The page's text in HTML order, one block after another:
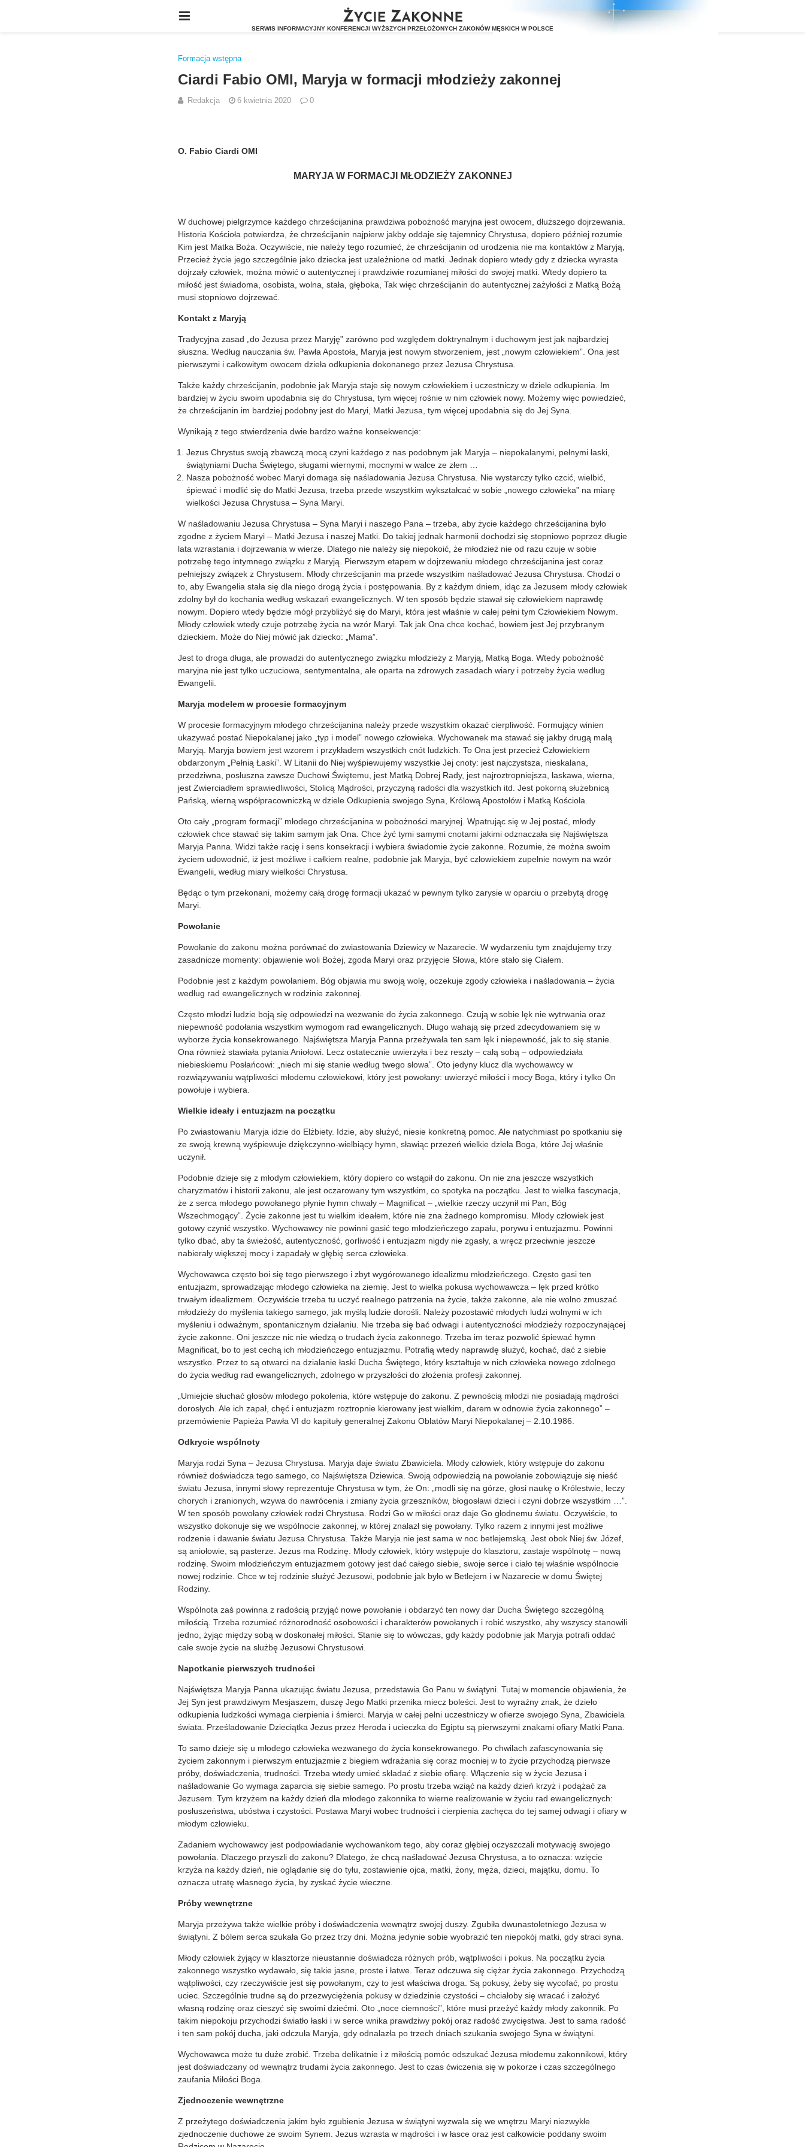
Formacja wstępna
Ciardi Fabio OMI, Maryja w formacji młodzieży zakonnej
Redakcja 6 kwietnia 2020 0
O. Fabio Ciardi OMI
MARYJA W FORMACJI MŁODZIEŻY ZAKONNEJ
W duchowej pielgrzymce każdego chrześcijanina prawdziwa pobożność maryjna jest owocem, dłuższego dojrzewania.
Historia Kościoła potwierdza, że chrześcijanin najpierw jakby oddaje się tajemnicy Chrystusa, dopiero później rozumie
Kim jest Matka Boża. Oczywiście, nie należy tego rozumieć, że chrześcijanin od urodzenia nie ma kontaktów z Maryją,
Przecież życie jego szczególnie jako dziecka jest uzależnione od matki. Jednak dopiero wtedy gdy z dziecka wyrasta
dojrzały człowiek, można mówić o autentycznej i prawdziwie rozumianej miłości do swojej matki. Wtedy dopiero ta
miłość jest świadoma, osobista, wolna, stała, głęboka, Tak więc chrześcijanin do autentycznej zażyłości z Matką Bożą
musi stopniowo dojrzewać.
Kontakt z Maryją
Tradycyjna zasad „do Jezusa przez Maryję” zarówno pod względem doktrynalnym i duchowym jest jak najbardziej
słuszna. Według nauczania św. Pawła Apostoła, Maryja jest nowym stworzeniem, jest „nowym człowiekiem”. Ona jest
pierwszymi i całkowitym owocem dzieła odkupienia dokonanego przez Jezusa Chrystusa.
Także każdy chrześcijanin, podobnie jak Maryja staje się nowym człowiekiem i uczestniczy w dziele odkupienia. Im
bardziej w życiu swoim upodabnia się do Chrystusa, tym więcej rośnie w nim człowiek nowy. Możemy więc powiedzieć,
że chrześcijanin im bardziej podobny jest do Maryi, Matki Jezusa, tym więcej upodabnia się do Jej Syna.
Wynikają z tego stwierdzenia dwie bardzo ważne konsekwencje:
Jezus Chrystus swoją zbawczą mocą czyni każdego z nas podobnym jak Maryja – niepokalanymi, pełnymi łaski,
świątyniami Ducha Świętego, sługami wiernymi, mocnymi w walce ze złem …
Nasza pobożność wobec Maryi domaga się naśladowania Jezusa Chrystusa. Nie wystarczy tylko czcić, wielbić,
śpiewać i modlić się do Matki Jezusa, trzeba przede wszystkim wykształcać w sobie „nowego człowieka” na miarę
wielkości Jezusa Chrystusa – Syna Maryi.
W naśladowaniu Jezusa Chrystusa – Syna Maryi i naszego Pana – trzeba, aby życie każdego chrześcijanina było
zgodne z życiem Maryi – Matki Jezusa i naszej Matki. Do takiej jednak harmonii dochodzi się stopniowo poprzez długie
lata wzrastania i dojrzewania w wierze. Dlatego nie należy się niepokoić, że młodzież nie od razu czuje w sobie
potrzebę tego intymnego związku z Maryją. Pierwszym etapem w dojrzewaniu młodego chrześcijanina jest coraz
pełniejszy związek z Chrystusem. Młody chrześcijanin ma przede wszystkim naśladować Jezusa Chrystusa. Chodzi o
to, aby Ewangelia stała się dla niego drogą życia i postępowania. By z każdym dniem, idąc za Jezusem młody człowiek
zdolny był do kochania według wskazań ewangelicznych. W ten sposób będzie stawał się człowiekiem naprawdę
nowym. Dopiero wtedy będzie mógł przybliżyć się do Maryi, która jest właśnie w całej pełni tym Człowiekiem Nowym.
Młody człowiek wtedy czuje potrzebę życia na wzór Maryi. Tak jak Ona chce kochać, bowiem jest Jej przybranym
dzieckiem. Może do Niej mówić jak dziecko: „Mama”.
Jest to droga długa, ale prowadzi do autentycznego związku młodzieży z Maryją, Matką Boga. Wtedy pobożność
maryjna nie jest tylko uczuciowa, sentymentalna, ale oparta na zdrowych zasadach wiary i potrzeby życia według
Ewangelii.
Maryja modelem w procesie formacyjnym
W procesie formacyjnym młodego chrześcijanina należy przede wszystkim okazać cierpliwość. Formujący winien
ukazywać postać Niepokalanej jako „typ i model” nowego człowieka. Wychowanek ma stawać się jakby drugą małą
Maryją. Maryja bowiem jest wzorem i przykładem wszystkich cnót ludzkich. To Ona jest przecież Człowiekiem
obdarzonym „Pełnią Łaski”. W Litanii do Niej wyśpiewujemy wszystkie Jej cnoty: jest najczystsza, nieskalana,
przedziwna, posłuszna zawsze Duchowi Świętemu, jest Matką Dobrej Rady, jest najroztropniejsza, łaskawa, wierna,
jest Zwierciadłem sprawiedliwości, Stolicą Mądrości, przyczyną radości dla wszystkich itd. Jest pokorną służebnicą
Pańską, wierną współpracowniczką w dziele Odkupienia swojego Syna, Królową Apostołów i Matką Kościoła.
Oto cały „program formacji” młodego chrześcijanina w pobożności maryjnej. Wpatrując się w Jej postać, młody
człowiek chce stawać się takim samym jak Ona. Chce żyć tymi samymi cnotami jakimi odznaczała się Najświętsza
Maryja Panna. Widzi także rację i sens konsekracji i wybiera świadomie życie zakonne. Rozumie, że można swoim
życiem udowodnić, iż jest możliwe i całkiem realne, podobnie jak Maryja, być człowiekiem zupełnie nowym na wzór
Ewangelii, według miary wielkości Chrystusa.
Będąc o tym przekonani, możemy całą drogę formacji ukazać w pewnym tylko zarysie w oparciu o przebytą drogę
Maryi.
Powołanie
Powołanie do zakonu można porównać do zwiastowania Dziewicy w Nazarecie. W wydarzeniu tym znajdujemy trzy
zasadnicze momenty: objawienie woli Bożej, zgoda Maryi oraz przyjęcie Słowa, które stało się Ciałem.
Podobnie jest z każdym powołaniem. Bóg objawia mu swoją wolę, oczekuje zgody człowieka i naśladowania – życia
według rad ewangelicznych w rodzinie zakonnej.
Często młodzi ludzie boją się odpowiedzi na wezwanie do życia zakonnego. Czują w sobie lęk nie wytrwania oraz
niepewność podołania wszystkim wymogom rad ewangelicznych. Długo wahają się przed zdecydowaniem się w
wyborze życia konsekrowanego. Najświętsza Maryja Panna przeżywała ten sam lęk i niepewność, jak to się stanie.
Ona również stawiała pytania Aniołowi. Lecz ostatecznie uwierzyła i bez reszty – całą sobą – odpowiedziała
niebieskiemu Posłańcowi: „niech mi się stanie według twego słowa”. Oto jedyny klucz dla wychowawcy w
rozwiązywaniu wątpliwości młodemu człowiekowi, który jest powołany: uwierzyć miłości i mocy Boga, który i tylko On
powołuje i wybiera.
Wielkie ideały i entuzjazm na początku
Po zwiastowaniu Maryja idzie do Elżbiety. Idzie, aby służyć, niesie konkretną pomoc. Ale natychmiast po spotkaniu się
ze swoją krewną wyśpiewuje dziękczynno-wielbiący hymn, sławiąc przezeń wielkie dzieła Boga, które Jej właśnie
uczynił.
Podobnie dzieje się z młodym człowiekiem, który dopiero co wstąpił do zakonu. On nie zna jeszcze wszystkich
charyzmatów i historii zakonu, ale jest oczarowany tym wszystkim, co spotyka na początku. Jest to wielka fascynacja,
że z serca młodego powołanego płynie hymn chwały – Magnificat – „wielkie rzeczy uczynił mi Pan, Bóg
Wszechmogący”. Życie zakonne jest tu wielkim ideałem, które nie zna żadnego kompromisu. Młody człowiek jest
gotowy czynić wszystko. Wychowawcy nie powinni gasić tego młodzieńczego zapału, porywu i entuzjazmu. Powinni
tylko dbać, aby ta świeżość, autentyczność, gorliwość i entuzjazm nigdy nie zgasły, a wręcz przeciwnie jeszcze
nabierały większej mocy i zapadały w głębię serca człowieka.
Wychowawca często boi się tego pierwszego i zbyt wygórowanego idealizmu młodzieńczego. Często gasi ten
entuzjazm, sprowadzając młodego człowieka na ziemię. Jest to wielka pokusa wychowawcza – lęk przed krótko
trwałym idealizmem. Oczywiście trzeba tu uczyć realnego patrzenia na życie, także zakonne, ale nie wolno zmuszać
młodzieży do myślenia takiego samego, jak myślą ludzie dorośli. Należy pozostawić młodych ludzi wolnymi w ich
myśleniu i odważnym, spontanicznym działaniu. Nie trzeba się bać odwagi i autentyczności młodzieży rozpoczynającej
życie zakonne. Oni jeszcze nic nie wiedzą o trudach życia zakonnego. Trzeba im teraz pozwolić śpiewać hymn
Magnificat, bo to jest cechą ich młodzieńczego entuzjazmu. Potrafią wtedy naprawdę służyć, kochać, dać z siebie
wszystko. Przez to są otwarci na działanie łaski Ducha Świętego, który kształtuje w nich człowieka nowego zdolnego
do życia według rad ewangelicznych, zdolnego w przyszłości do złożenia profesji zakonnej.
„Umiejcie słuchać głosów młodego pokolenia, które wstępuje do zakonu. Z pewnością młodzi nie posiadają mądrości
dorosłych. Ale ich zapał, chęć i entuzjazm roztropnie kierowany jest wielkim, darem w odnowie życia zakonnego” –
przemówienie Papieża Pawła VI do kapituły generalnej Zakonu Oblatów Maryi Niepokalanej – 2.10.1986.
Odkrycie wspólnoty
Maryja rodzi Syna – Jezusa Chrystusa. Maryja daje światu Zbawiciela. Młody człowiek, który wstępuje do zakonu
również doświadcza tego samego, co Najświętsza Dziewica. Swoją odpowiedzią na powołanie zobowiązuje się nieść
światu Jezusa, innymi słowy reprezentuje Chrystusa w tym, że On: „modli się na górze, głosi naukę o Królestwie, leczy
chorych i zranionych, wzywa do nawrócenia i zmiany życia grzeszników, błogosławi dzieci i czyni dobrze wszystkim …”.
W ten sposób powołany człowiek rodzi Chrystusa. Rodzi Go w miłości oraz daje Go głodnemu światu. Oczywiście, to
wszystko dokonuje się we wspólnocie zakonnej, w której znalazł się powołany. Tylko razem z innymi jest możliwe
rodzenie i dawanie światu Jezusa Chrystusa. Także Maryja nie jest sama w noc betlejemską. Jest obok Niej św. Józef,
są aniołowie, są pasterze. Jezus ma Rodzinę. Młody człowiek, który wstępuje do klasztoru, zastaje wspólnotę – nową
rodzinę. Swoim młodzieńczym entuzjazmem gotowy jest dać całego siebie, swoje serce i ciało tej właśnie wspólnocie
nowej rodzinie. Chce w tej rodzinie służyć Jezusowi, podobnie jak było w Betlejem i w Nazarecie w domu Świętej
Rodziny.
Wspólnota zaś powinna z radością przyjąć nowe powołanie i obdarzyć ten nowy dar Ducha Świętego szczególną
miłością. Trzeba rozumieć różnorodność osobowości i charakterów powołanych i robić wszystko, aby wszyscy stanowili
jedno, żyjąc między sobą w doskonałej miłości. Stanie się to wówczas, gdy każdy podobnie jak Maryja potrafi oddać
całe swoje życie na służbę Jezusowi Chrystusowi.
Napotkanie pierwszych trudności
Najświętsza Maryja Panna ukazując światu Jezusa, przedstawia Go Panu w świątyni. Tutaj w momencie objawienia, że
Jej Syn jest prawdziwym Mesjaszem, duszę Jego Matki przenika miecz boleści. Jest to wyraźny znak, że dzieło
odkupienia ludzkości wymaga cierpienia i śmierci. Maryja w całej pełni uczestniczy w ofierze swojego Syna, Zbawiciela
świata. Prześladowanie Dzieciątka Jezus przez Heroda i ucieczka do Egiptu są pierwszymi znakami ofiary Matki Pana.
To samo dzieje się u młodego człowieka wezwanego do życia konsekrowanego. Po chwilach zafascynowania się
życiem zakonnym i pierwszym entuzjazmie z biegiem wdrażania się coraz mocniej w to życie przychodzą pierwsze
próby, doświadczenia, trudności. Trzeba wtedy umieć składać z siebie ofiarę. Włączenie się w życie Jezusa i
naśladowanie Go wymaga zaparcia się siebie samego. Po prostu trzeba wziąć na każdy dzień krzyż i podążać za
Jezusem. Tym krzyżem na każdy dzień dla młodego zakonnika to wierne realizowanie w życiu rad ewangelicznych:
posłuszeństwa, ubóstwa i czystości. Postawa Maryi wobec trudności i cierpienia zachęca do tej samej odwagi i ofiary w
młodym człowieku.
Zadaniem wychowawcy jest podpowiadanie wychowankom tego, aby coraz głębiej oczyszczali motywację swojego
powołania. Dlaczego przyszli do zakonu? Dlatego, że chcą naśladować Jezusa Chrystusa, a to oznacza: wzięcie
krzyża na każdy dzień, nie oglądanie się do tyłu, zostawienie ojca, matki, żony, męża, dzieci, majątku, domu. To
oznacza utratę własnego życia, by zyskać życie wieczne.
Próby wewnętrzne
Maryja przeżywa także wielkie próby i doświadczenia wewnątrz swojej duszy. Zgubiła dwunastoletniego Jezusa w
świątyni. Z bólem serca szukała Go przez trzy dni. Można jedynie sobie wyobrazić ten niepokój matki, gdy straci syna.
Młody człowiek żyjący w klasztorze nieustannie doświadcza różnych prób, wątpliwości i pokus. Na początku życia
zakonnego wszystko wydawało, się takie jasne, proste i łatwe. Teraz odczuwa się ciężar życia zakonnego. Przychodzą
wątpliwości, czy rzeczywiście jest się powołanym, czy to jest właściwa droga. Są pokusy, żeby się wycofać, po prostu
uciec. Szczególnie trudne są do przezwyciężenia pokusy w dziedzinie czystości – chciałoby się wracać i założyć
własną rodzinę oraz cieszyć się swoimi dziećmi. Oto „noce ciemności”, które musi przeżyć każdy młody zakonnik. Po
takim niepokoju przychodzi światło łaski i w serce wnika prawdziwy pokój oraz radość zwycięstwa. Jest to sama radość
i ten sam pokój ducha, jaki odczuła Maryja, gdy odnalazła po trzech dniach szukania swojego Syna w świątyni.
Wychowawca może tu duże zrobić. Trzeba delikatnie i z miłością pomóc odszukać Jezusa młodemu zakonnikowi, który
jest doświadczany od wewnątrz trudami życia zakonnego. Jest to czas ćwiczenia się w pokorze i czas szczególnego
zaufania Miłości Boga.
Zjednoczenie wewnętrzne
Z przeżytego doświadczenia jakim było zgubienie Jezusa w świątyni wyzwala się we wnętrzu Maryi niezwykłe
zjednoczenie duchowe ze swoim Synem. Jezus wzrasta w mądrości i w łasce oraz jest całkowicie poddany swoim